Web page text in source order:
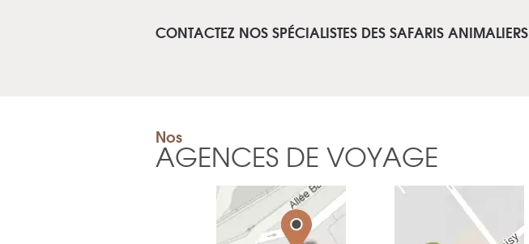
CONTACTEZ NOS SPÉCIALISTES DES SAFARIS ANIMALIERS
Nos
AGENCES DE VOYAGE